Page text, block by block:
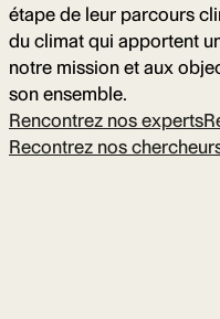
étape de leur parcours
du climat qui apportent
notre mission et aux
son ensemble.
Rencontrez nos experts
Recontrez nos